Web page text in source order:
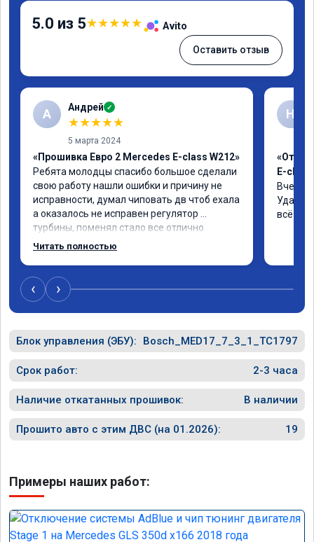
5.0 из 5★★★★★ Avito
Оставить отзыв
А Андрей ✓
★★★★★
5 марта 2024
«Прошивка Евро 2 Mercedes E-class W212»
Ребята молодцы спасибо большое сделали
свою работу нашли ошибки и причину не
исправности, думал чиповать дв чтоб ехала
а оказалось не исправен регулятор
турбины, поменял стало все отлично
Читать полностью
Н
E-class
Вчера
всё
‹ ›
Блок управления (ЭБУ): Bosch_MED17_7_3_1_TC1797
Срок работ: 2-3 часа
Наличие откатанных прошивок: В наличии
Прошито авто с этим ДВС (на 01.2026): 19
Примеры наших работ: